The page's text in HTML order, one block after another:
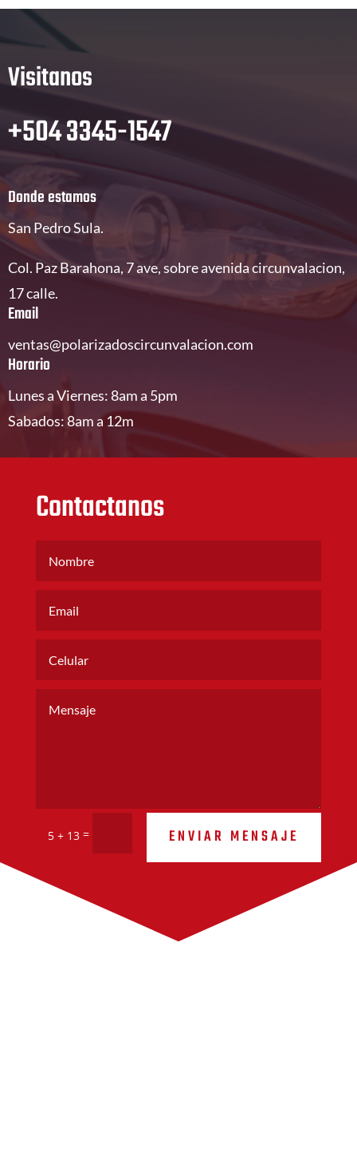
Visitanos
+504 3345-1547
Donde estamos
San Pedro Sula.
Col. Paz Barahona, 7 ave, sobre avenida circunvalacion,
17 calle.
Email
ventas@polarizadoscircunvalacion.com
Horario
Lunes a Viernes: 8am a 5pm
Sabados: 8am a 12m
Contactanos
5 + 13 = ENVIAR MENSAJE